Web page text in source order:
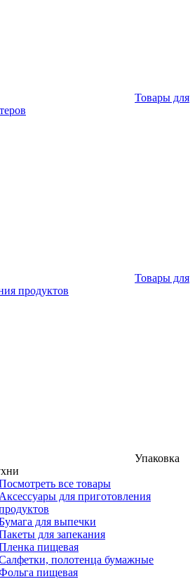
Товары для
Товары для
продуктов
Упаковка
все товары
Аксессуары для приготовления
для выпечки
для запекания
пищевая
полотенца бумажные
пищевая